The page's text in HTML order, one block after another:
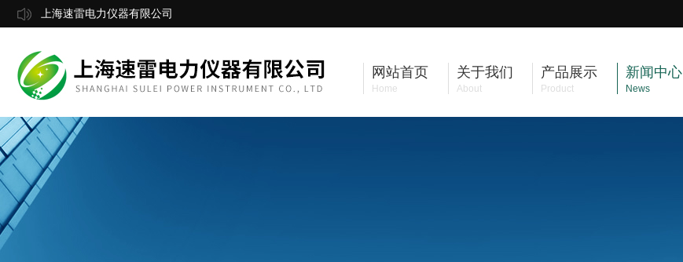
上海速雷电力仪器有限公司
网站首页
Home
关于我们
About
产品展示
Product
新闻中心
News